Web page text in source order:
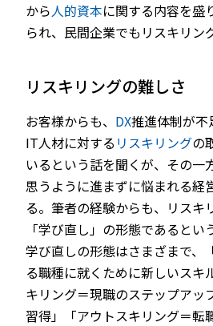
から人的資本に関する内容を盛
られ、民間企業でもリスキリン
リスキリングの難しさ
お客様からも、 DX推進体制が不
IT人材に対する リスキリングの
いるという話を聞くが、その一
思うように進まずに悩まれる経
る。筆者の経験からも、リスキ
「学び直し」の形態であるとい
学び直しの形態はさまざまで、
る職種に就くために新しいスキ
キリング＝現職のステップアッ
習得」「アウトスキリング＝転